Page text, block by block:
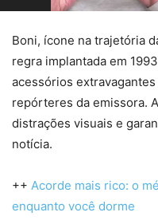
Boni, ícone na trajetória
regra implantada em
acessórios
repórteres da emissora.
distrações visuais e
notícia.
++ Acorde mais rico: o
enquanto você dorme